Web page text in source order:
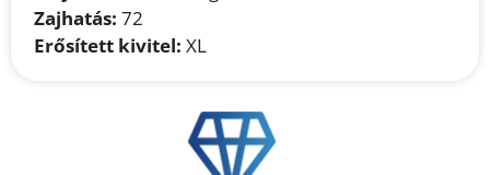
Zajhatás: 72
Erősített kivitel: XL